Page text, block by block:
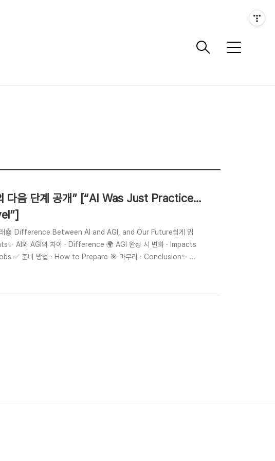
메
다음 단계 공개” [“AI Was Just Practice…
래🤖 Difference Between AI and AGI, and Our Future쉽게 읽
AI와 AGI의 차이 · Difference 🌍 AGI 완성 시 변화 · Impacts
✅ 준비 방법 · How to Prepare 🎯 마무리 · Conclusion✨ AI